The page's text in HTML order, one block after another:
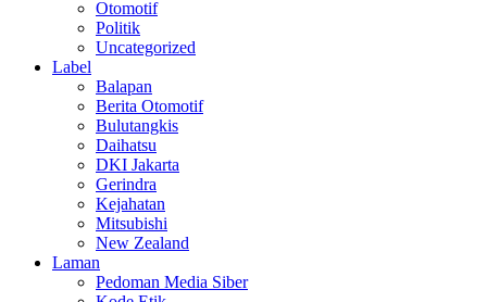
Otomotif
Politik
Uncategorized
Label
Balapan
Berita Otomotif
Bulutangkis
Daihatsu
DKI Jakarta
Gerindra
Kejahatan
Mitsubishi
New Zealand
Laman
Pedoman Media Siber